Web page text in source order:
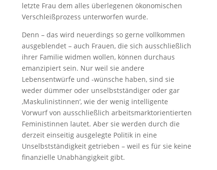
letzte Frau dem alles überlegenen ökonomischen
Verschleißprozess unterworfen wurde.
Denn – das wird neuerdings so gerne vollkommen
ausgeblendet – auch Frauen, die sich ausschließlich
ihrer Familie widmen wollen, können durchaus
emanzipiert sein. Nur weil sie andere
Lebensentwürfe und -wünsche haben, sind sie
weder dümmer oder unselbstständiger oder gar
‚Maskulinistinnen‘, wie der wenig intelligente
Vorwurf von ausschließlich arbeitsmarktorientierten
Feministinnen lautet. Aber sie werden durch die
derzeit einseitig ausgelegte Politik in eine
Unselbstständigkeit getrieben – weil es für sie keine
finanzielle Unabhängigkeit gibt.